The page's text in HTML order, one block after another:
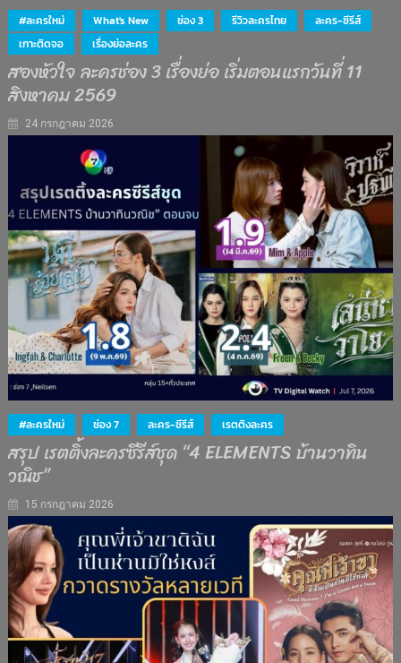
#ละครใหม่ What's New ช่อง 3 รีวิวละครไทย
ละคร-ซีรีส์
เกาะติดจอ
เรื่องย่อละคร
สองหัวใจ ละครช่อง 3 เรื่องย่อ เริ่มตอนแรกวันที่ 11
สิงหาคม 2569
24 กรกฎาคม 2026
#ละครใหม่ ช่อง 7 ละคร-ซีรีส์ เรตติงละคร
สรุป เรตติ้งละครซีรีส์ชุด “4 ELEMENTS บ้านวาทิน
วณิช”
15 กรกฎาคม 2026